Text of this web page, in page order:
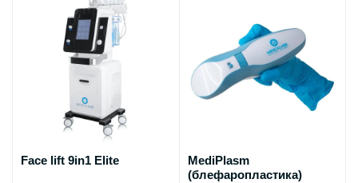
Face lift 9in1 Elite
MediPlasm
(блефаропластика)